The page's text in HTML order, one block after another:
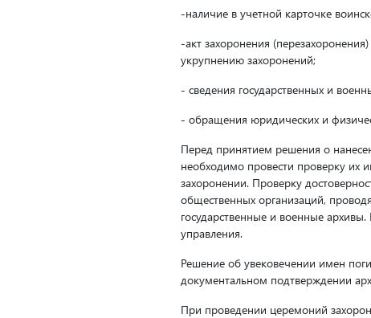
-наличие в учетной карточке
-акт захоронения
укрупнению захоронений;
- сведения государственных и
- обращения юридических и
Перед принятием решения о
необходимо провести проверку их
захоронении. Проверку
общественных организаций,
государственные и военные
управления.
Решение об увековечении имен
документальном подтверждении
При проведении церемоний